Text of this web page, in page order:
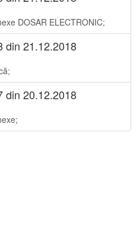
DOSAR ELECTRONIC;
din 21.12.2018
din 20.12.2018